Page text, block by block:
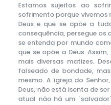
Estamos sujeitos ao
sofrimento porque
Deus e que se opõe a
consequência, persegue os
se entenda por mundo
que se opõe a Deus.
mais diversas matizes.
falseado de bondade,
mesmo. A igreja do
Deus, não está isenta de
atual não há um